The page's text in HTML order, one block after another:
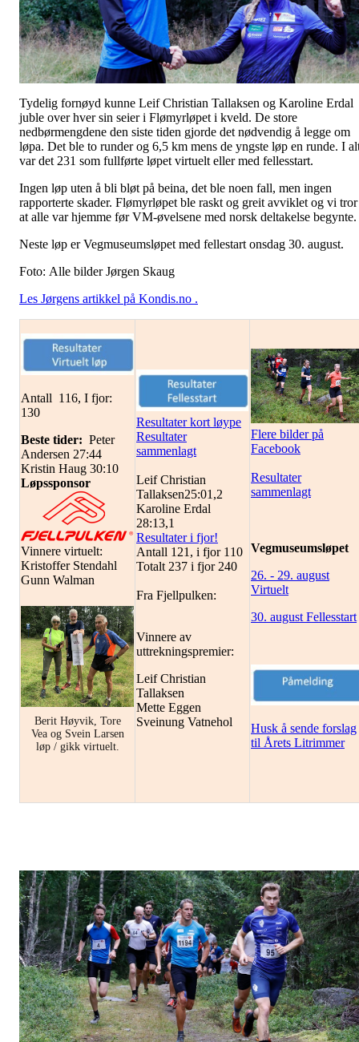
Tydelig fornøyd kunne Leif Christian Tallaksen og Karoline Erdal
juble over hver sin seier i Flømyrløpet i kveld. De store
nedbørmengdene den siste tiden gjorde det nødvendig å legge om
løpa. Det ble to runder og 6,5 km mens de yngste løp en runde. I
var det 231 som fullførte løpet virtuelt eller med fellesstart.
Ingen løp uten å bli bløt på beina, det ble noen fall, men ingen
rapporterte skader. Flømyrløpet ble raskt og greit avviklet og vi tror
at alle var hjemme før VM-øvelsene med norsk deltakelse begynte.
Neste løp er Vegmuseumsløpet med fellestart onsdag 30. august.
Foto: Alle bilder Jørgen Skaug
Les Jørgens artikkel på Kondis.no .
Antall 116, I fjor:
130
Beste tider: Peter
Andersen 27:44
Kristin Haug 30:10
Løpssponsor
Vinnere virtuelt:
Kristoffer Stendahl
Gunn Walman
Berit Høyvik, Tore
Vea og Svein Larsen
løp / gikk virtuelt.
Resultater kort løype
Resultater
sammenlagt
Leif Christian
Tallaksen25:01,2
Karoline Erdal
28:13,1
Resultater i fjor!
Antall 121, i fjor 110
Totalt 237 i fjor 240
Fra Fjellpulken:
Vinnere av
uttrekningspremier:
Leif Christian
Tallaksen
Mette Eggen
Sveinung Vatnehol
Flere bilder på
Facebook
Resultater
sammenlagt
Vegmuseumsløpet
26. - 29. august
Virtuelt
30. august Fellesstart
Husk å sende forslag
til Årets Litrimmer